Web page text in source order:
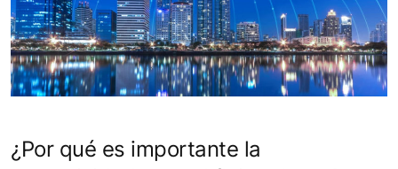
¿Por qué es importante la